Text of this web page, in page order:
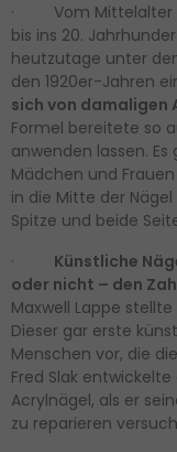
· Vom Mittelalter
bis ins 20.
heutzutage unter
den 1920er-Jahren
sich von damaligen
Formel bereitete so
anwenden lassen.
Mädchen und
in die Mitte der
Spitze und beide
· Künstliche
oder nicht – den
Maxwell Lappe stellte
Dieser gar erste
Menschen vor, die
Fred Slak
Acrylnägel, als er
zu reparieren